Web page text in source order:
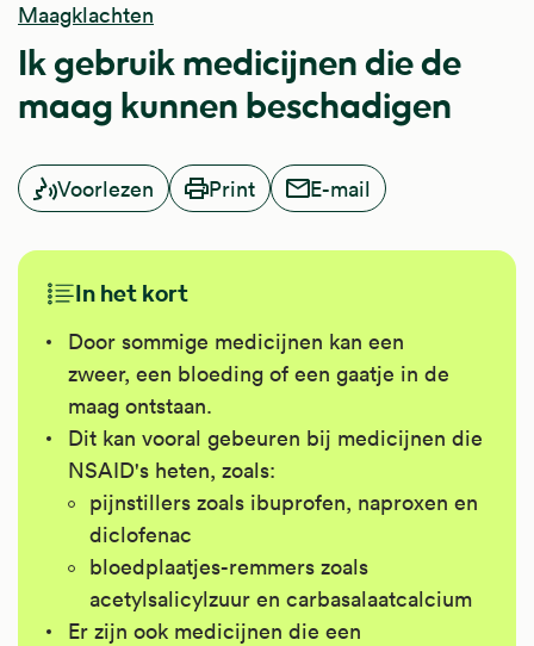
Maagklachten
Ik gebruik medicijnen die de
maag kunnen beschadigen
Voorlezen Print E-mail
In het kort
Door sommige medicijnen kan een
zweer, een bloeding of een gaatje in de
maag ontstaan.
Dit kan vooral gebeuren bij medicijnen die
NSAID's heten, zoals:
pijnstillers zoals ibuprofen, naproxen en
diclofenac
bloedplaatjes-remmers zoals
acetylsalicylzuur en carbasalaatcalcium
Er zijn ook medicijnen die een